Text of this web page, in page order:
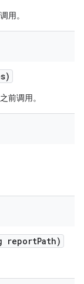
用。
前调用。
reportPath)